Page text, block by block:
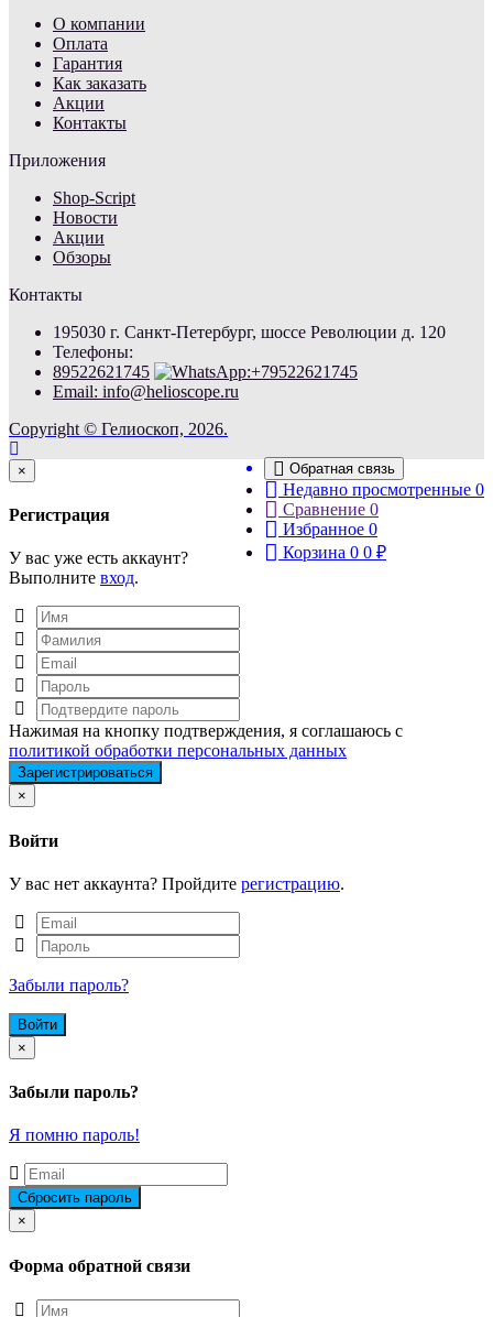
О компании
Оплата
Гарантия
Как заказать
Акции
Контакты
Приложения
Shop-Script
Новости
Акции
Обзоры
Контакты
195030 г. Санкт-Петербург, шоссе Революции д. 120
Телефоны:
89522621745
Email: info@helioscope.ru
Copyright © Гелиоскоп, 2026.
Обратная связь
Недавно просмотренные 0
Сравнение 0
Избранное 0
Корзина 0 0 ₽
×
Регистрация
У вас уже есть аккаунт?
Выполните вход.
Нажимая на кнопку подтверждения, я соглашаюсь с
политикой обработки персональных данных
×
Войти
У вас нет аккаунта? Пройдите регистрацию.
Забыли пароль?
×
Забыли пароль?
Я помню пароль!
×
Форма обратной связи